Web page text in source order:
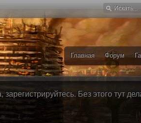
Главная Форум
Без этого тут